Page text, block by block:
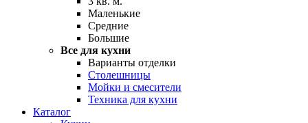
Маленькие
Средние
Большие
Все для кухни
Варианты отделки
Столешницы
Мойки и смесители
Техника для кухни
Каталог